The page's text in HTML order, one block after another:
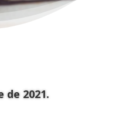
de 2021.